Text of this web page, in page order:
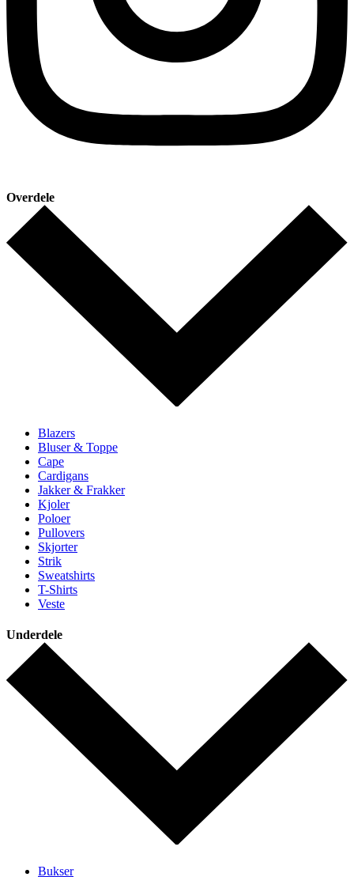
Overdele
Blazers
Bluser & Toppe
Cape
Cardigans
Jakker & Frakker
Kjoler
Poloer
Pullovers
Skjorter
Strik
Sweatshirts
T-Shirts
Veste
Underdele
Bukser